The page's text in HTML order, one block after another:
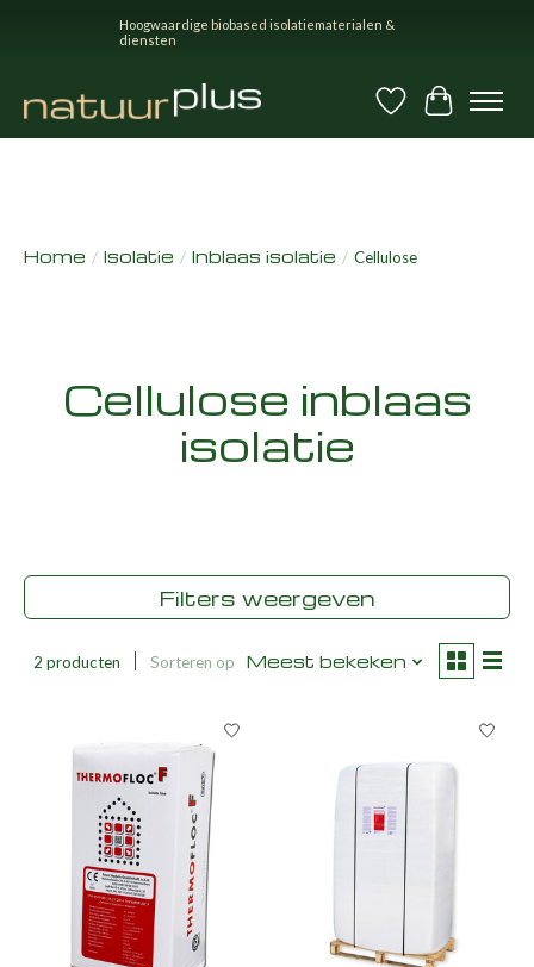
Hoogwaardige biobased isolatiematerialen &
diensten
Verlanglijst
Home / Isolatie / Inblaas isolatie / Cellulose
Cellulose inblaas
isolatie
Filters weergeven
2 producten Sorteren op Meest bekeken